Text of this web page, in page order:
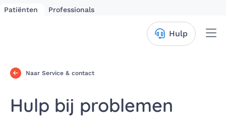
Patiënten Professionals
Hulp
Naar Service & contact
Hulp bij problemen